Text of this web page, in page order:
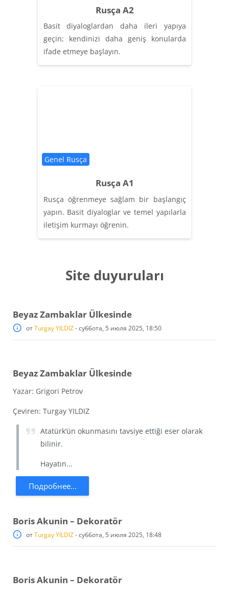
Rusça A2
Basit diyaloglardan daha ileri yapıya
geçin; kendinizi daha geniş konularda
ifade etmeye başlayın.
Rusça A1
Категория курса
Genel Rusça
Rusça öğrenmeye sağlam bir başlangıç
yapın. Basit diyaloglar ve temel yapılarla
iletişim kurmayı öğrenin.
Site duyuruları
Beyaz Zambaklar Ülkesinde
отTurgay YILDIZ-суббота, 5 июля 2025, 18:50
Beyaz Zambaklar Ülkesinde
Yazar: Grigori Petrov
Çeviren: Turgay YILDIZ
Atatürk’ün okunmasını tavsiye ettiği eser olarak
bilinir.
Hayatın...
Подробнее...
Boris Akunin – Dekoratör
отTurgay YILDIZ-суббота, 5 июля 2025, 18:48
Boris Akunin – Dekoratör